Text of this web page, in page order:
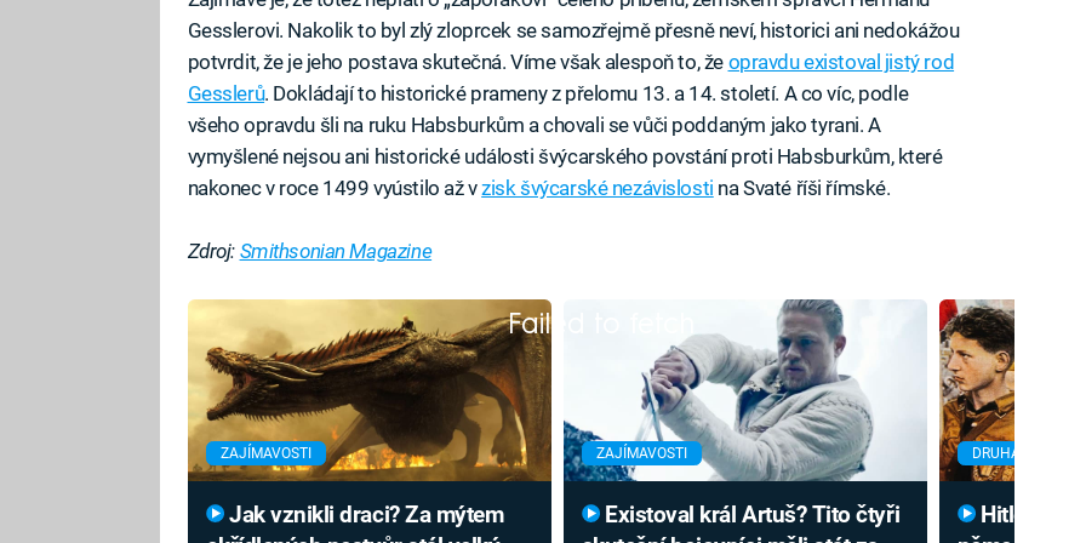
Gesslerovi. Nakolik to byl zlý zloprcek se samozřejmě přesně neví, historici ani nedokážou
potvrdit, že je jeho postava skutečná. Víme však alespoň to, že opravdu existoval jistý rod
Gesslerů. Dokládají to historické prameny z přelomu 13. a 14. století. A co víc, podle
všeho opravdu šli na ruku Habsburkům a chovali se vůči poddaným jako tyrani. A
vymyšlené nejsou ani historické události švýcarského povstání proti Habsburkům, které
nakonec v roce 1499 vyústilo až vzisk švýcarské nezávislosti na Svaté říši římské.
Zdroj: Smithsonian Magazine
Failed to fetch
ZAJÍMAVOSTI
Jak vznikli draci? Za mýtem
ZAJÍMAVOSTI
Existoval král Artuš? Tito čtyři
DRUHÁ
Hitler kvůli válce zneužil i